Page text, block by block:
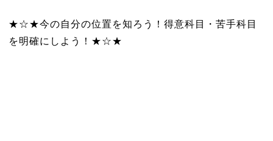
★☆★今の自分の位置を知ろう！得意科目・苦手科目
を明確にしよう！★☆★